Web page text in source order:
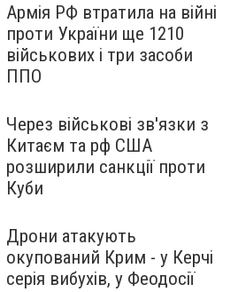
Армія РФ втратила на війні
проти України ще 1210
військових і три засоби
ППО
Через військові зв'язки з
Китаєм та рф США
розширили санкції проти
Куби
Дрони атакують
окупований Крим - у Керчі
серія вибухів, у Феодосії